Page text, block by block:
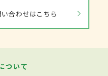
合わせはこちら
ついて